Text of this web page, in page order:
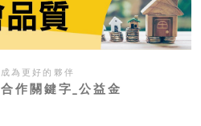
成為更好的夥伴
合作關鍵字_公益金